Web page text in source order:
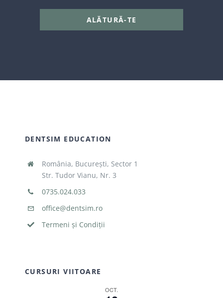
ALĂTURĂ-TE
DENTSIM EDUCATION
România, București, Sector 1
Str. Tudor Vianu, Nr. 3
0735.024.033
office@dentsim.ro
Termeni și Condiții
CURSURI VIITOARE
OCT.